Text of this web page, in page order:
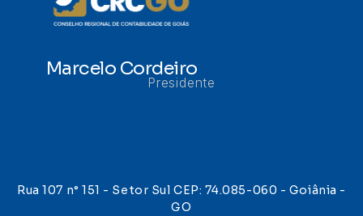
Marcelo Cordeiro
Presidente
Rua 107 n° 151 - Setor Sul CEP: 74.085-060 - Goiânia -
GO